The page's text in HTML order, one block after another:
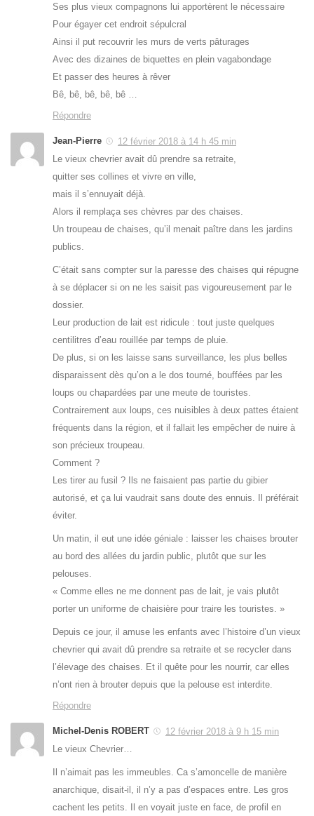
Ses plus vieux compagnons lui apportèrent le nécessaire
Pour égayer cet endroit sépulcral
Ainsi il put recouvrir les murs de verts pâturages
Avec des dizaines de biquettes en plein vagabondage
Et passer des heures à rêver
Bê, bê, bê, bê, bê …
Répondre
Jean-Pierre
12 février 2018 à 14 h 45 min
Le vieux chevrier avait dû prendre sa retraite,
quitter ses collines et vivre en ville,
mais il s’ennuyait déjà.
Alors il remplaça ses chèvres par des chaises.
Un troupeau de chaises, qu’il menait paître dans les jardins
publics.
C’était sans compter sur la paresse des chaises qui répugne
à se déplacer si on ne les saisit pas vigoureusement par le
dossier.
Leur production de lait est ridicule : tout juste quelques
centilitres d’eau rouillée par temps de pluie.
De plus, si on les laisse sans surveillance, les plus belles
disparaissent dès qu’on a le dos tourné, bouffées par les
loups ou chapardées par une meute de touristes.
Contrairement aux loups, ces nuisibles à deux pattes étaient
fréquents dans la région, et il fallait les empêcher de nuire à
son précieux troupeau.
Comment ?
Les tirer au fusil ? Ils ne faisaient pas partie du gibier
autorisé, et ça lui vaudrait sans doute des ennuis. Il préférait
éviter.
Un matin, il eut une idée géniale : laisser les chaises brouter
au bord des allées du jardin public, plutôt que sur les
pelouses.
« Comme elles ne me donnent pas de lait, je vais plutôt
porter un uniforme de chaisière pour traire les touristes. »
Depuis ce jour, il amuse les enfants avec l’histoire d’un vieux
chevrier qui avait dû prendre sa retraite et se recycler dans
l’élevage des chaises. Et il quête pour les nourrir, car elles
n’ont rien à brouter depuis que la pelouse est interdite.
Répondre
Michel-Denis ROBERT
12 février 2018 à 9 h 15 min
Le vieux Chevrier…
Il n’aimait pas les immeubles. Ca s’amoncelle de manière
anarchique, disait-il, il n’y a pas d’espaces entre. Les gros
cachent les petits. Il en voyait juste en face, de profil en